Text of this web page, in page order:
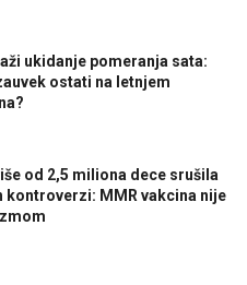
ukidanje pomeranja sata:
ostati na letnjem
od 2,5 miliona dece srušila
kontroverzi: MMR vakcina nije